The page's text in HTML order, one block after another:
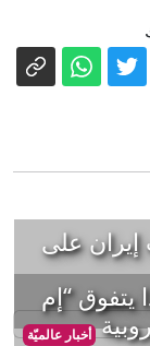
أخبار عالميّة
على
يتفوق “إم